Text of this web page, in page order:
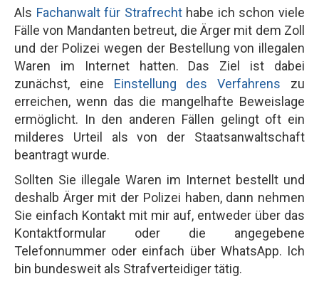
Als Fachanwalt für Strafrechthabe ich schon viele
Fälle von Mandanten betreut, die Ärger mit dem Zoll
und der Polizei wegen der Bestellung von illegalen
Waren im Internet hatten. Das Ziel ist dabei
zunächst, eine Einstellung des Verfahrens zu
erreichen, wenn das die mangelhafte Beweislage
ermöglicht. In den anderen Fällen gelingt oft ein
milderes Urteil als von der Staatsanwaltschaft
beantragt wurde.
Sollten Sie illegale Waren im Internet bestellt und
deshalb Ärger mit der Polizei haben, dann nehmen
Sie einfach Kontakt mit mir auf, entweder über das
Kontaktformular oder die angegebene
Telefonnummer oder einfach über WhatsApp. Ich
bin bundesweit als Strafverteidiger tätig.